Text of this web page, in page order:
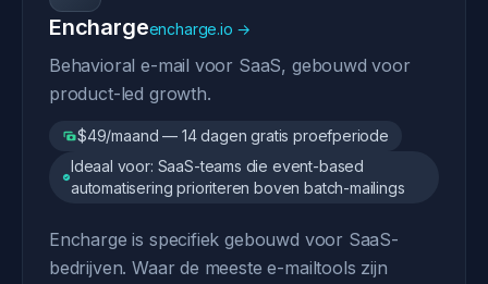
Enchargeencharge.io →
Behavioral e-mail voor SaaS, gebouwd voor
product-led growth.
$49/maand — 14 dagen gratis proefperiode
Ideaal voor: SaaS-teams die event-based
automatisering prioriteren boven batch-mailings
Encharge is specifiek gebouwd voor SaaS-
bedrijven. Waar de meeste e-mailtools zijn